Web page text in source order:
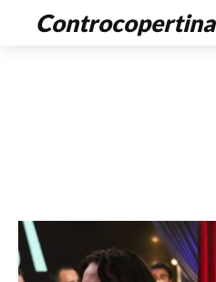
Controcopertina